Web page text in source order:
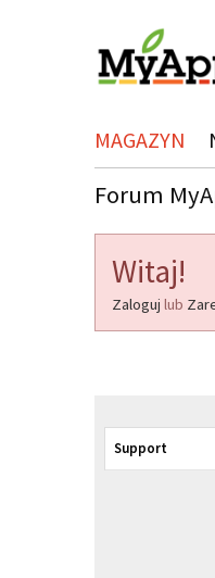
MAGAZYN
Forum
Witaj!
Zaloguj lub
Support